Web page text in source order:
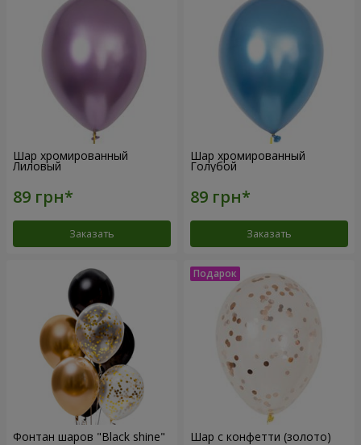
Шар хромированный
Лиловый
Заказать
Шар хромированный
Голубой
Заказать
Фонтан шаров "Black shine" Шар с конфетти (золото)